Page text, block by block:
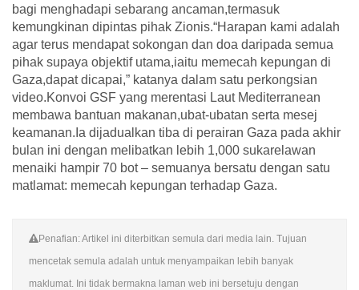
bagi menghadapi sebarang ancaman,termasuk
kemungkinan dipintas pihak Zionis.“Harapan kami adalah
agar terus mendapat sokongan dan doa daripada semua
pihak supaya objektif utama,iaitu memecah kepungan di
Gaza,dapat dicapai,” katanya dalam satu perkongsian
video.Konvoi GSF yang merentasi Laut Mediterranean
membawa bantuan makanan,ubat-ubatan serta mesej
keamanan.Ia dijadualkan tiba di perairan Gaza pada akhir
bulan ini dengan melibatkan lebih 1,000 sukarelawan
menaiki hampir 70 bot – semuanya bersatu dengan satu
matlamat: memecah kepungan terhadap Gaza.
Penafian: Artikel ini diterbitkan semula dari media lain. Tujuan
mencetak semula adalah untuk menyampaikan lebih banyak
maklumat. Ini tidak bermakna laman web ini bersetuju dengan